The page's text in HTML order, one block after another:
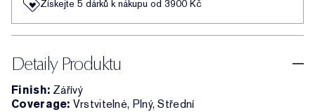
Získejte 5 dárků k nákupu od 3900 Kč
Detaily Produktu
Finish: Zářívý
Coverage: Vrstvitelné, Plný, Střední